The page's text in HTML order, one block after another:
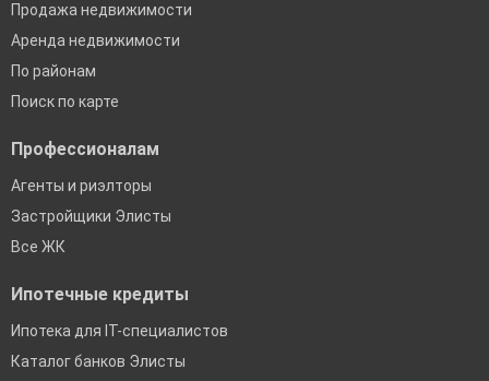
Продажа недвижимости
Аренда недвижимости
По районам
Поиск по карте
Профессионалам
Агенты и риэлторы
Застройщики Элисты
Все ЖК
Ипотечные кредиты
Ипотека для IT-специалистов
Каталог банков Элисты